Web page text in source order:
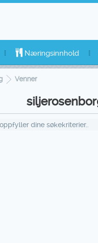
Næringsinnhold
Venner
dine søkekriterier..